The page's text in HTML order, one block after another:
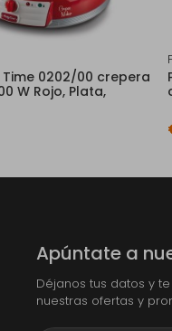
0202/00 crepera
W Rojo, Plata,
Apúntate a
Déjanos tus datos y
nuestras ofertas y